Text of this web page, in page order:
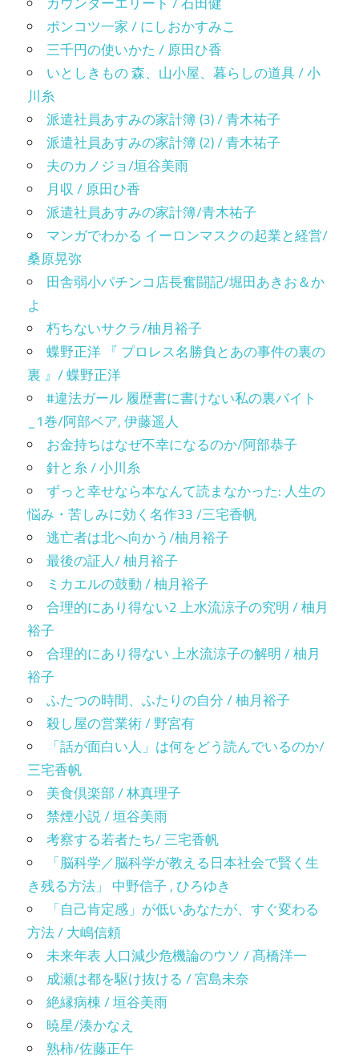
ポンコツ一家 / にしおかすみこ
三千円の使いかた / 原田ひ香
いとしきもの 森、山小屋、暮らしの道具 / 小
川糸
派遣社員あすみの家計簿 (3) / 青木祐子
派遣社員あすみの家計簿 (2) / 青木祐子
夫のカノジョ/垣谷美雨
月収 / 原田ひ香
派遣社員あすみの家計簿/青木祐子
マンガでわかる イーロンマスクの起業と経営/
桑原晃弥
田舎弱小パチンコ店長奮闘記/堀田あきお＆か
よ
朽ちないサクラ/柚月裕子
蝶野正洋 『 プロレス名勝負とあの事件の裏の
裏 』/ 蝶野正洋
#違法ガール 履歴書に書けない私の裏バイト
_1巻/阿部ベア, 伊藤遥人
お金持ちはなぜ不幸になるのか/阿部恭子
針と糸 / 小川糸
ずっと幸せなら本なんて読まなかった: 人生の
悩み・苦しみに効く名作33 /三宅香帆
逃亡者は北へ向かう/柚月裕子
最後の証人/ 柚月裕子
ミカエルの鼓動 / 柚月裕子
合理的にあり得ない2 上水流涼子の究明 / 柚月
裕子
合理的にあり得ない 上水流涼子の解明 / 柚月
裕子
ふたつの時間、ふたりの自分 / 柚月裕子
殺し屋の営業術 / 野宮有
「話が面白い人」は何をどう読んでいるのか/
三宅香帆
美食倶楽部 / 林真理子
禁煙小説 / 垣谷美雨
考察する若者たち/ 三宅香帆
「脳科学／脳科学が教える日本社会で賢く生
き残る方法」 中野信子 , ひろゆき
「自己肯定感」が低いあなたが、すぐ変わる
方法 / 大嶋信頼
未来年表 人口減少危機論のウソ / 髙橋洋一
成瀬は都を駆け抜ける / 宮島未奈
絶縁病棟 / 垣谷美雨
暁星/湊かなえ
熟柿/佐藤正午